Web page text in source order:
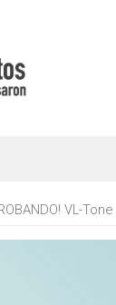
VL-Tone